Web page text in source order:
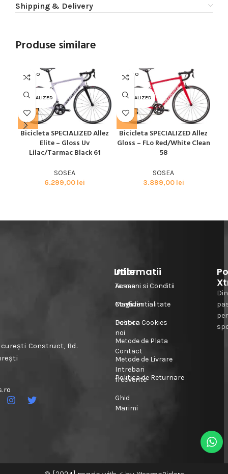
Shipping & Delivery
Produse similare
SOLD O
UT
SPECIALIZED
Bicicleta SPECIALIZED Allez
Elite – Gloss Uv
Lilac/Tarmac Black 61
SOSEA
6.299,00 lei
SOLD O
UT
SPECIALIZED
Bicicleta SPECIALIZED Allez
Gloss – FLo Red/White Clean
58
SOSEA
3.899,00 lei
Construct, Bd.
Informatii
Acasa
Magazin
Despre
noi
Contact
Intrebari
frecvente
Ghid
Marimi
Utile
Termeni si Conditii
Confidentialitate
Politica Cookies
Metode de Plata
Metode de Livrare
Politica de Returnare
Din